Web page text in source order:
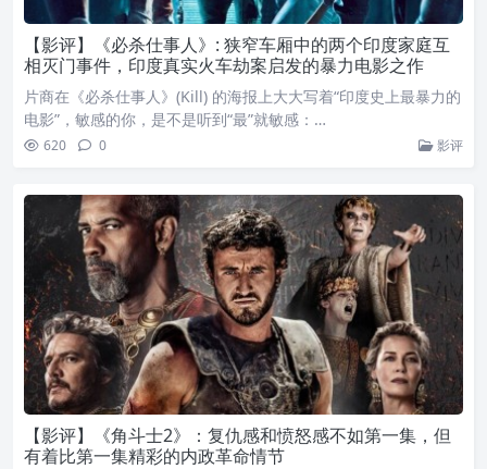
【影评】《必杀仕事人》: 狭窄车厢中的两个印度家庭互
相灭门事件，印度真实火车劫案启发的暴力电影之作
片商在《必杀仕事人》(Kill) 的海报上大大写着“印度史上最暴力的
电影”，敏感的你，是不是听到“最”就敏感：…
620 0 影评
【影评】《角斗士2》：复仇感和愤怒感不如第一集，但
有着比第一集精彩的内政革命情节